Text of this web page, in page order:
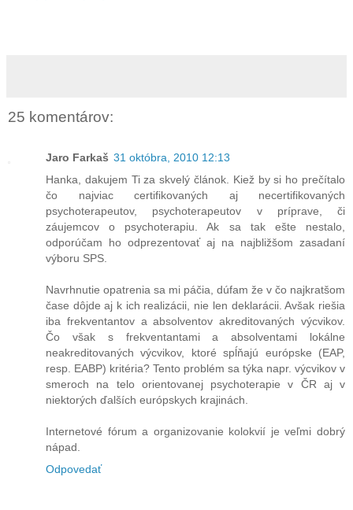
25 komentárov:
Jaro Farkaš 31 októbra, 2010 12:13
Hanka, dakujem Ti za skvelý článok. Kiež by si ho prečítalo
čo najviac certifikovaných aj necertifikovaných
psychoterapeutov, psychoterapeutov v príprave, či
záujemcov o psychoterapiu. Ak sa tak ešte nestalo,
odporúčam ho odprezentovať aj na najbližšom zasadaní
výboru SPS.
Navrhnutie opatrenia sa mi páčia, dúfam že v čo najkratšom
čase dôjde aj k ich realizácii, nie len deklarácii. Avšak riešia
iba frekventantov a absolventov akreditovaných výcvikov.
Čo však s frekventantami a absolventami lokálne
neakreditovaných výcvikov, ktoré spĺňajú európske (EAP,
resp. EABP) kritéria? Tento problém sa týka napr. výcvikov v
smeroch na telo orientovanej psychoterapie v ČR aj v
niektorých ďalších európskych krajinách.
Internetové fórum a organizovanie kolokvií je veľmi dobrý
nápad.
Odpovedať